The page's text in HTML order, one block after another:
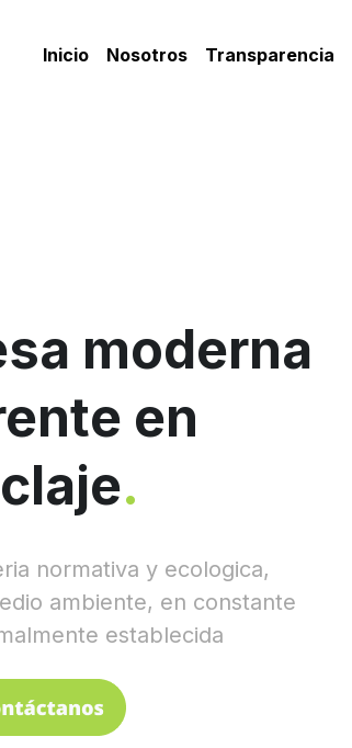
Inicio Nosotros Transparencia
moderna
en
.
normativa y ecologica,
ambiente, en constante
establecida